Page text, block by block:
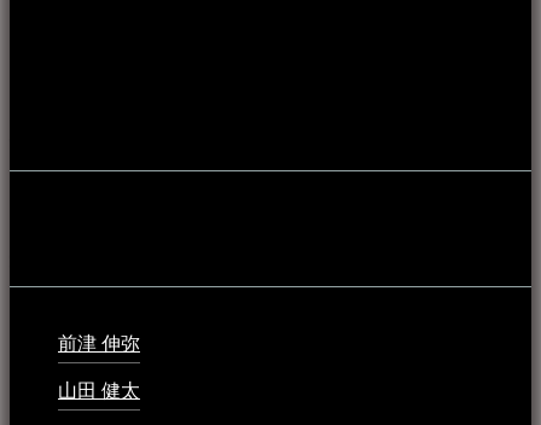
前津 伸弥
山田 健太